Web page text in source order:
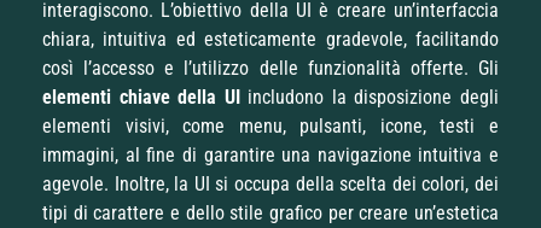
interagiscono. L’obiettivo della UI è creare un’interfaccia
chiara, intuitiva ed esteticamente gradevole, facilitando
così l’accesso e l’utilizzo delle funzionalità offerte. Gli
elementi chiave della UIincludono la disposizione degli
elementi visivi, come menu, pulsanti, icone, testi e
immagini, al fine di garantire una navigazione intuitiva e
agevole. Inoltre, la UI si occupa della scelta dei colori, dei
tipi di carattere e dello stile grafico per creare un’estetica